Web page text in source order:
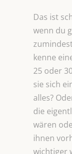
Das ist
wenn du
kenne
25 oder
sie sich
alles?
die
wären
ihnen
wichtiger